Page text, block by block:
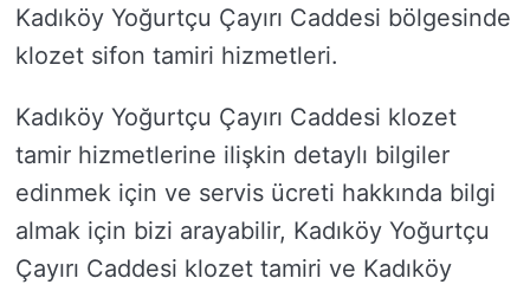
Kadıköy Yoğurtçu Çayırı Caddesi bölgesinde
klozet sifon tamiri hizmetleri.
Kadıköy Yoğurtçu Çayırı Caddesi klozet
tamir hizmetlerine ilişkin detaylı bilgiler
edinmek için ve servis ücreti hakkında bilgi
almak için bizi arayabilir, Kadıköy Yoğurtçu
Çayırı Caddesi klozet tamiri ve Kadıköy